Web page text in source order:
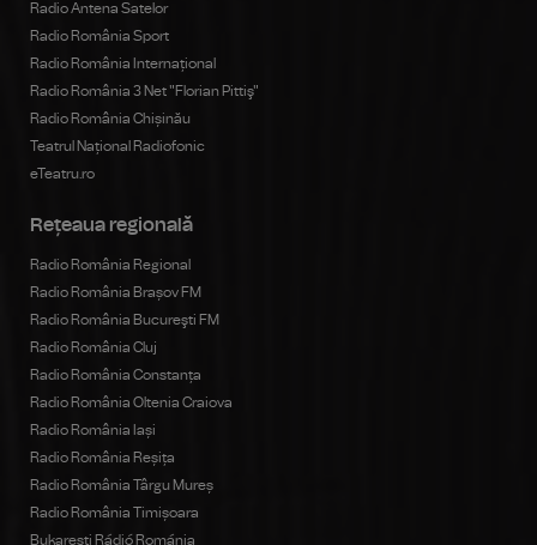
Radio Antena Satelor
Radio România Sport
Radio România Internațional
Radio România 3 Net "Florian Pittiş"
Radio România Chișinău
Teatrul Național Radiofonic
eTeatru.ro
Rețeaua regională
Radio România Regional
Radio România Brașov FM
Radio România Bucureşti FM
Radio România Cluj
Radio România Constanța
Radio România Oltenia Craiova
Radio România Iași
Radio România Reșița
Radio România Târgu Mureș
Radio România Timișoara
Bukaresti Rádió Románia